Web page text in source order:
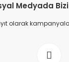
Medyada
olarak